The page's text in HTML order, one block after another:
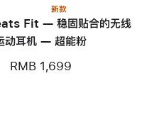
新款
Fit — 稳固贴合的无线
动耳机 — 超能粉
RMB 1,699